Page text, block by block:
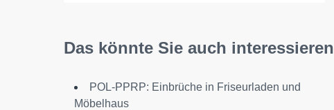
Das könnte Sie auch interessieren
POL-PPRP: Einbrüche in Friseurladen und
Möbelhaus